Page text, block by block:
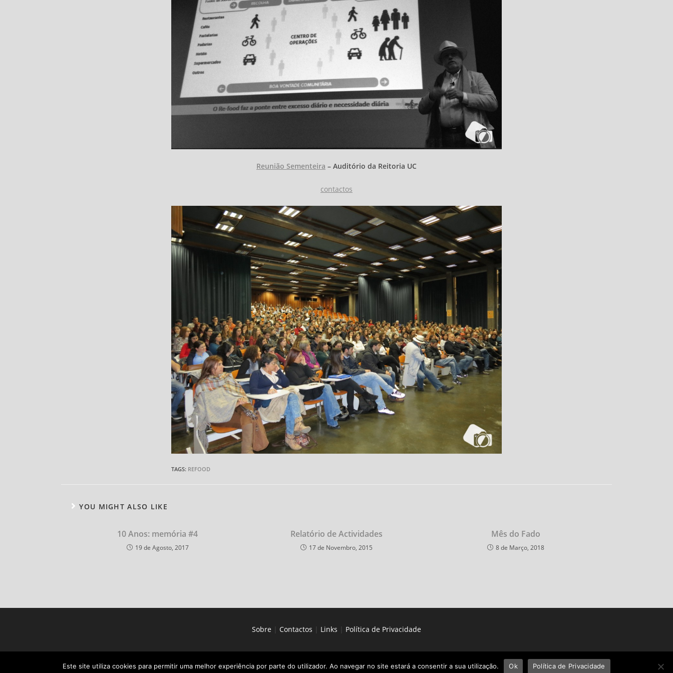
Reunião Sementeira – Auditório da Reitoria UC
contactos
TAGS: REFOOD
YOU MIGHT ALSO LIKE
10 Anos: memória #4
19 de Agosto, 2017
Relatório de Actividades
17 de Novembro, 2015
Mês do Fado
8 de Março, 2018
Sobre | Contactos | Links | Política de Privacidade
Copyright by Secção de Fotografia AAC
Este site utiliza cookies para permitir uma melhor experiência por parte do utilizador. Ao navegar no site estará a consentir a sua utilização. Ok Política de Privacidade